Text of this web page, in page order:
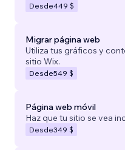
Desde449 $
Migrar página web
Utiliza tus gráficos y
sitio Wix.
Desde549 $
Página web móvil
Haz que tu sitio se vea
Desde349 $